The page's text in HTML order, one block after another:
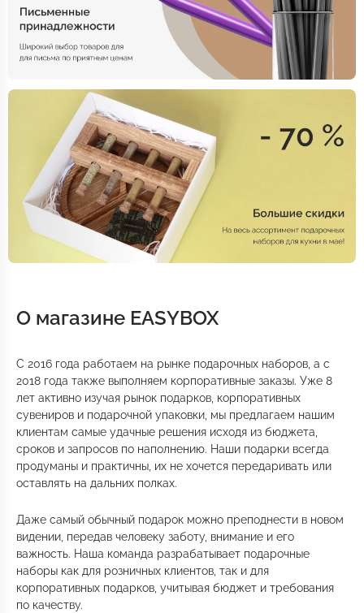
О магазине EASYBOX
С 2016 года работаем на рынке подарочных наборов, а с
2018 года также выполняем корпоративные заказы. Уже 8
лет активно изучая рынок подарков, корпоративных
сувениров и подарочной упаковки, мы предлагаем нашим
клиентам самые удачные решения исходя из бюджета,
сроков и запросов по наполнению. Наши подарки всегда
продуманы и практичны, их не хочется передаривать или
оставлять на дальних полках.
Даже самый обычный подарок можно преподнести в новом
видении, передав человеку заботу, внимание и его
важность. Наша команда разрабатывает подарочные
наборы как для розничных клиентов, так и для
корпоративных подарков, учитывая бюджет и требования
по качеству.